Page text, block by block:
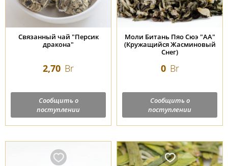
Связанный чай "Персик
дракона"
2,70 Br
Сообщить о
поступлении
Моли Битань Пяо Сюэ "АА"
(Кружащийся Жасминовый
Снег)
0 Br
Сообщить о
поступлении